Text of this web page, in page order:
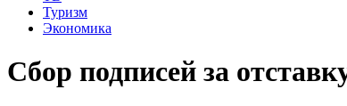
Туризм
Экономика
Сбор подписей за